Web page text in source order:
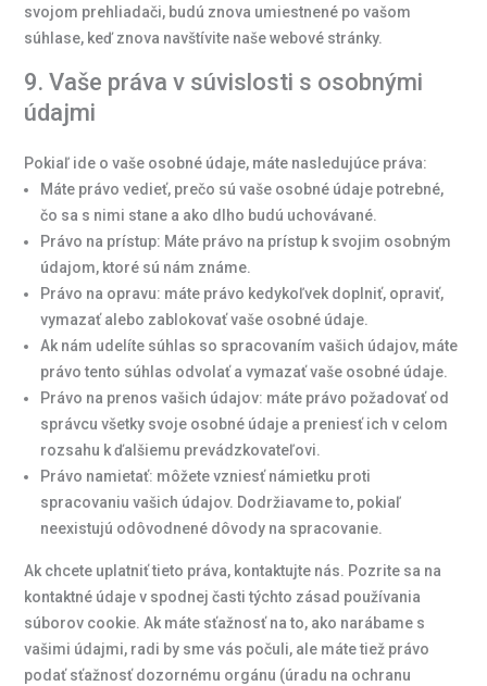
svojom prehliadači, budú znova umiestnené po vašom
súhlase, keď znova navštívite naše webové stránky.
9. Vaše práva v súvislosti s osobnými
údajmi
Pokiaľ ide o vaše osobné údaje, máte nasledujúce práva:
Máte právo vedieť, prečo sú vaše osobné údaje potrebné,
čo sa s nimi stane a ako dlho budú uchovávané.
Právo na prístup: Máte právo na prístup k svojim osobným
údajom, ktoré sú nám známe.
Právo na opravu: máte právo kedykoľvek doplniť, opraviť,
vymazať alebo zablokovať vaše osobné údaje.
Ak nám udelíte súhlas so spracovaním vašich údajov, máte
právo tento súhlas odvolať a vymazať vaše osobné údaje.
Právo na prenos vašich údajov: máte právo požadovať od
správcu všetky svoje osobné údaje a preniesť ich v celom
rozsahu k ďalšiemu prevádzkovateľovi.
Právo namietať: môžete vzniesť námietku proti
spracovaniu vašich údajov. Dodržiavame to, pokiaľ
neexistujú odôvodnené dôvody na spracovanie.
Ak chcete uplatniť tieto práva, kontaktujte nás. Pozrite sa na
kontaktné údaje v spodnej časti týchto zásad používania
súborov cookie. Ak máte sťažnosť na to, ako narábame s
vašimi údajmi, radi by sme vás počuli, ale máte tiež právo
podať sťažnosť dozornému orgánu (úradu na ochranu